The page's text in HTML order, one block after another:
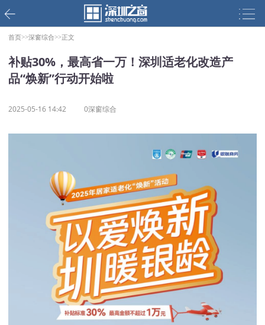
首页>>深窗综合>>正文
补贴30%，最高省一万！深圳适老化改造产
品“焕新”行动开始啦
2025-05-16 14:42 0深窗综合